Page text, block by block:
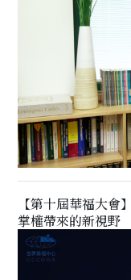
【第十屆華福大
掌權帶來的新視野